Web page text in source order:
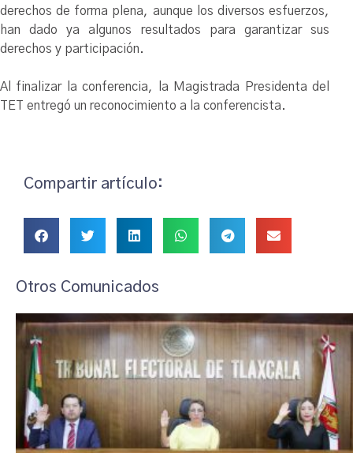
derechos de forma plena, aunque los diversos esfuerzos,
han dado ya algunos resultados para garantizar sus
derechos y participación.
Al finalizar la conferencia, la Magistrada Presidenta del
TET entregó un reconocimiento a la conferencista.
Compartir artículo:
Otros Comunicados